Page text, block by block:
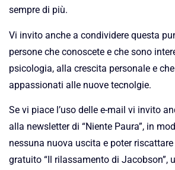
sempre di più.
Vi invito anche a condividere questa
persone che conoscete e che sono
psicologia, alla crescita personale e
appassionati alle nuove tecnolgie.
Se vi piace l’uso delle e-mail vi invito
alla newsletter di “Niente Paura”, in
nessuna nuova uscita e poter
gratuito “Il rilassamento di Jacobson”,